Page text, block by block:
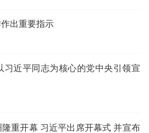
出重要指示
近平同志为核心的党中央引领宣
重开幕 习近平出席开幕式 并宣布